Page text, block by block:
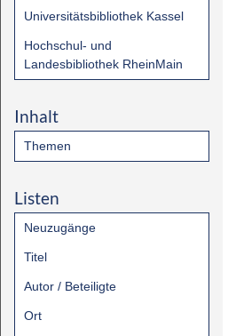
Universitätsbibliothek Kassel
Hochschul- und
Landesbibliothek RheinMain
Inhalt
Themen
Listen
Neuzugänge
Titel
Autor / Beteiligte
Ort